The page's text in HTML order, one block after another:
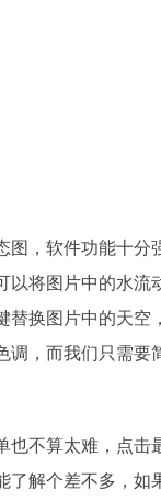
图，软件功能十分
以将图片中的水流
替换图片中的天空
调，而我们只需要
也不算太难，点击
了解个差不多，如